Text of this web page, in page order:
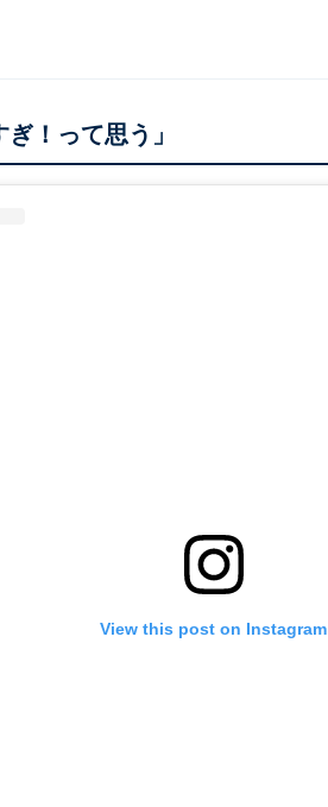
！って思う」
View this post on Instagram